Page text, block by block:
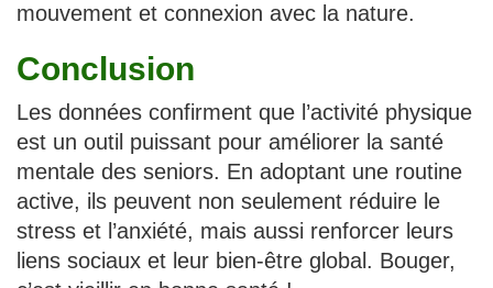
mouvement et connexion avec la nature.
Conclusion
Les données confirment que l’activité physique
est un outil puissant pour améliorer la santé
mentale des seniors. En adoptant une routine
active, ils peuvent non seulement réduire le
stress et l’anxiété, mais aussi renforcer leurs
liens sociaux et leur bien-être global. Bouger,